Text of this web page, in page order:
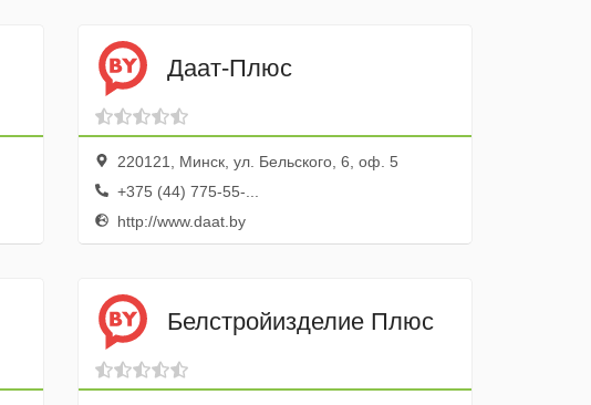
Даат-Плюс
220121, Минск, ул. Бельского, 6, оф. 5
+375 (44) 775-55-...
http://www.daat.by
Белстройизделие Плюс